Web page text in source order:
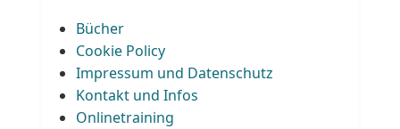
Bücher
Cookie Policy
Impressum und Datenschutz
Kontakt und Infos
Onlinetraining